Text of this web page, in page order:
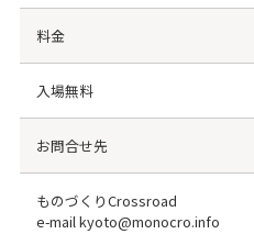
料金
入場無料
お問合せ先
ものづくりCrossroad
e-mail kyoto@monocro.info